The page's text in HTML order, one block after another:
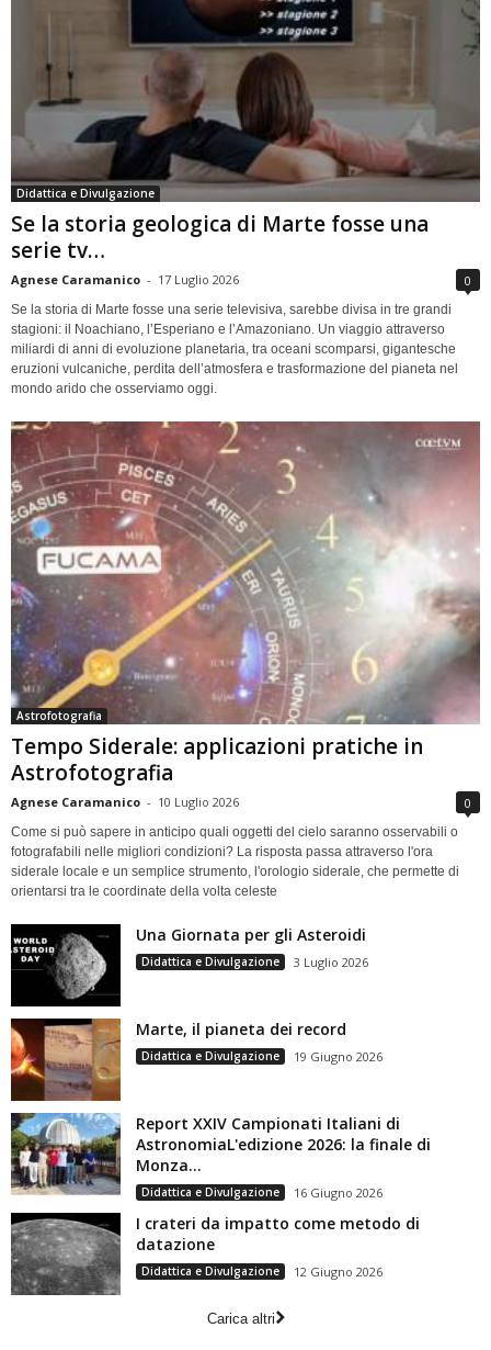
Didattica e Divulgazione
Se la storia geologica di Marte fosse una
serie tv…
Agnese Caramanico - 17 Luglio 2026 0
Se la storia di Marte fosse una serie televisiva, sarebbe divisa in tre grandi
stagioni: il Noachiano, l’Esperiano e l’Amazoniano. Un viaggio attraverso
miliardi di anni di evoluzione planetaria, tra oceani scomparsi, gigantesche
eruzioni vulcaniche, perdita dell’atmosfera e trasformazione del pianeta nel
mondo arido che osserviamo oggi.
Astrofotografia
Tempo Siderale: applicazioni pratiche in
Astrofotografia
Agnese Caramanico - 10 Luglio 2026 0
Come si può sapere in anticipo quali oggetti del cielo saranno osservabili o
fotografabili nelle migliori condizioni? La risposta passa attraverso l'ora
siderale locale e un semplice strumento, l'orologio siderale, che permette di
orientarsi tra le coordinate della volta celeste
Una Giornata per gli Asteroidi
Didattica e Divulgazione 3 Luglio 2026
Marte, il pianeta dei record
Didattica e Divulgazione 19 Giugno 2026
Report XXIV Campionati Italiani di
AstronomiaL'edizione 2026: la finale di
Monza...
Didattica e Divulgazione 16 Giugno 2026
I crateri da impatto come metodo di
datazione
Didattica e Divulgazione 12 Giugno 2026
Carica altri